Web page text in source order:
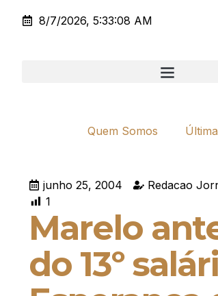
8/7/2026, 5:33:08 AM
Quem Somos
junho 25, 2004
Redacao
1
Marelo
do 13º